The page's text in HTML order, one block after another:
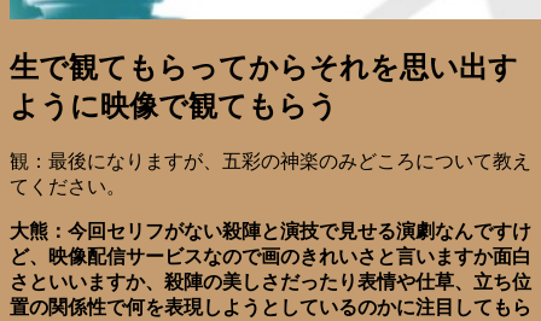
生で観てもらってからそれを思い出す
ように映像で観てもらう
観：最後になりますが、五彩の神楽のみどころについて教え
てください。
大熊：今回セリフがない殺陣と演技で見せる演劇なんですけ
ど、映像配信サービスなので画のきれいさと言いますか面白
さといいますか、殺陣の美しさだったり表情や仕草、立ち位
置の関係性で何を表現しようとしているのかに注目してもら